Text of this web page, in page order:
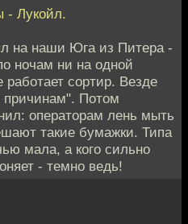
- Лукойл.
на наши Юга из Питера -
ночам ни на одной
работает сортир. Везде
причинам". Потом
операторам лень мыть
такие бумажки. Типа
мала, а кого сильно
- темно ведь!